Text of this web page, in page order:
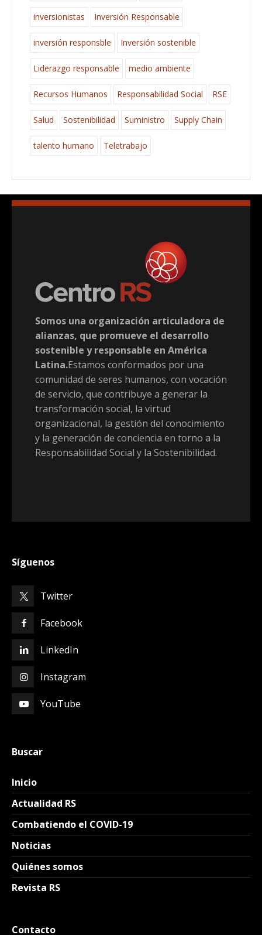
inversionistas Inversión Responsable
inversión responsble Inversión sostenible
Liderazgo responsable medio ambiente
Recursos Humanos Responsabilidad Social RSE
Salud Sostenibilidad Suministro Supply Chain
talento humano Teletrabajo
Somos una organización articuladora de
alianzas, que promueve el desarrollo
sostenible y responsable en América
Latina.Estamos conformados por una
comunidad de seres humanos, con vocación
de servicio, que contribuye a generar la
transformación social, la virtud
organizacional, la gestión del conocimiento
y la generación de conciencia en torno a la
Responsabilidad Social y la Sostenibilidad.
Síguenos
Twitter
Facebook
LinkedIn
Instagram
YouTube
Buscar
Inicio
Actualidad RS
Combatiendo el COVID-19
Noticias
Quiénes somos
Revista RS
Contacto